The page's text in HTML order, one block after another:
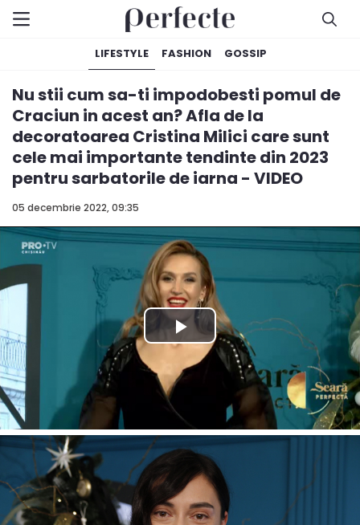
LIFESTYLE FASHION GOSSIP
05 decembrie 2022, 09:35
Nu stii cum sa-ti impodobesti pomul de
Craciun in acest an? Afla de la
decoratoarea Cristina Milici care sunt
cele mai importante tendinte din 2023
pentru sarbatorile de iarna - VIDEO